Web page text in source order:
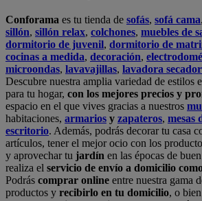
Conforama es tu tienda de sofás, sofá cama,
sillón, sillón relax, colchones, muebles de
dormitorio de juvenil, dormitorio de
cocinas a medida, decoración,
microondas, lavavajillas, lavadora
Descubre nuestra amplia variedad de estilos
para tu hogar, con los mejores precios y
espacio en el que vives gracias a nuestros
habitaciones, armarios y zapateros, mesas
escritorio. Además, podrás decorar tu casa
artículos, tener el mejor ocio con los
y aprovechar tu jardín en las épocas de
realiza el servicio de envío a domicilio
Podrás comprar online entre nuestra gama
productos y recibirlo en tu domicilio, o